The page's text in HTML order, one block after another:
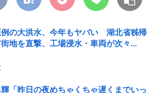
例の大洪水、今年もヤバい 湖北省秭帰
地を直撃、工場浸水・車両が次々...
輝「昨日の夜めちゃくちゃ遅くまでいっ